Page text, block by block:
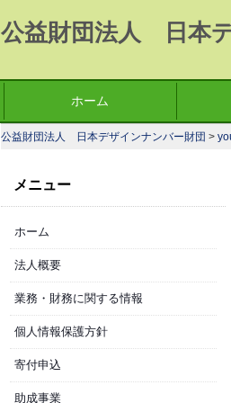
公益財団法人 日本
メインメニュー
テ
ツ
へ
移
動
ホーム
公益財団法人 日本デザインナンバー財団 >
メニュー
ホーム
法人概要
業務・財務に関する情報
個人情報保護方針
寄付申込
助成事業